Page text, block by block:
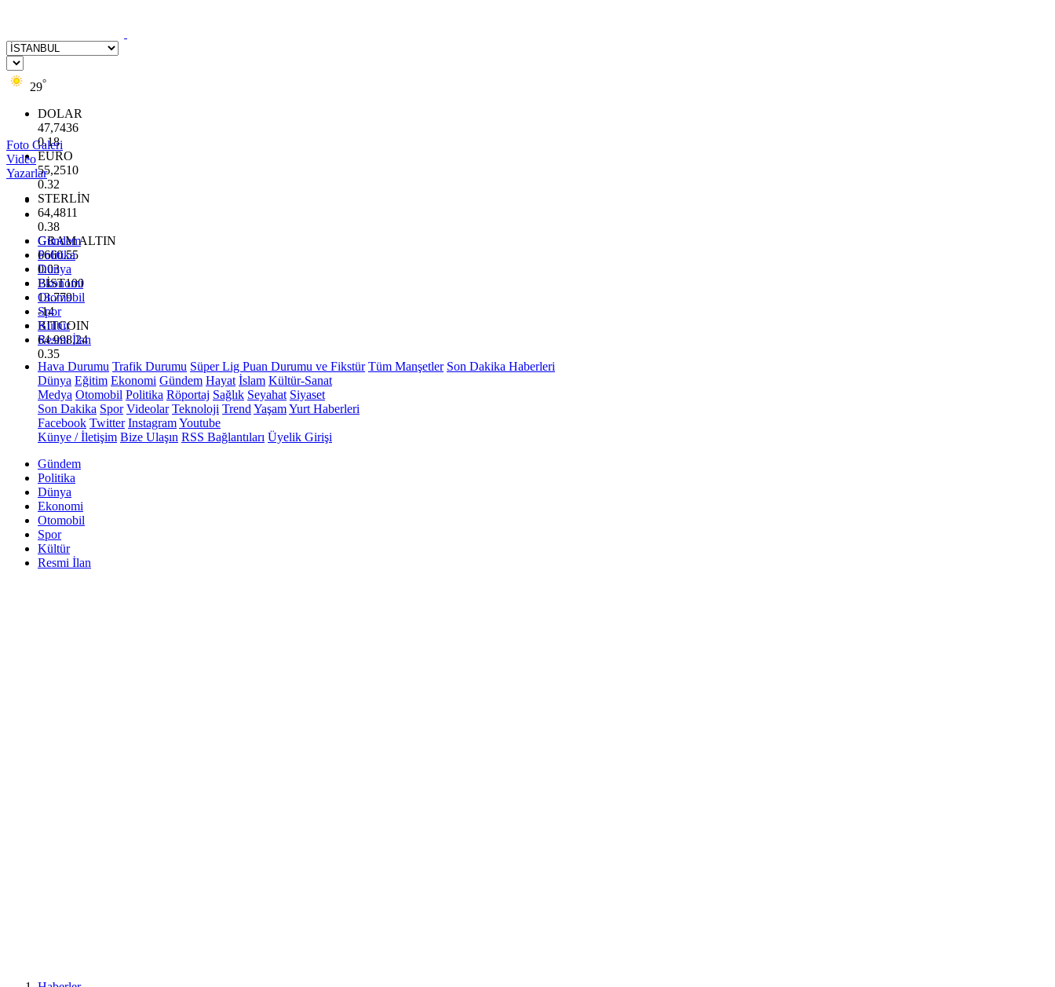
29°
DOLAR
47,7436
0.18
EURO
55,2510
0.32
STERLİN
64,4811
0.38
GRAM ALTIN
6660.55
0.03
BİST100
13.779
-14
BITCOIN
64.998,24
0.35
Foto Galeri
Video
Yazarlar
Gündem
Politika
Dünya
Ekonomi
Otomobil
Spor
Kültür
Resmi İlan
Hava Durumu Trafik Durumu Süper Lig Puan Durumu ve Fikstür Tüm Manşetler Son Dakika Haberleri
Dünya Eğitim Ekonomi Gündem Hayat İslam Kültür-Sanat
Medya Otomobil Politika Röportaj Sağlık Seyahat Siyaset
Son Dakika Spor Videolar Teknoloji Trend YaşamYurt Haberleri
Facebook Twitter InstagramYoutube
Künye / İletişim Bize Ulaşın RSS Bağlantıları Üyelik Girişi
Gündem
Politika
Dünya
Ekonomi
Otomobil
Spor
Kültür
Resmi İlan